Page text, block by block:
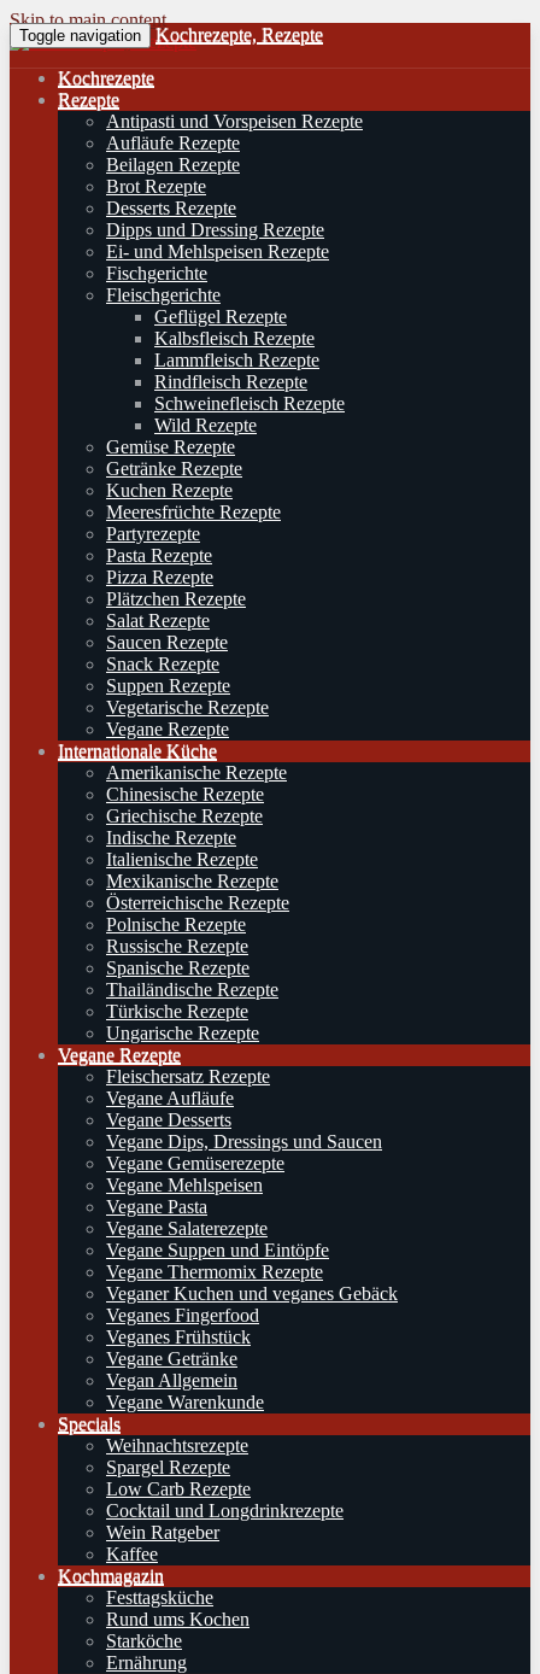
Skip to main content
Toggle navigation Kochrezepte, Rezepte
Kochrezepte
Rezepte
Antipasti und Vorspeisen Rezepte
Aufläufe Rezepte
Beilagen Rezepte
Brot Rezepte
Desserts Rezepte
Dipps und Dressing Rezepte
Ei- und Mehlspeisen Rezepte
Fischgerichte
Fleischgerichte
Geflügel Rezepte
Kalbsfleisch Rezepte
Lammfleisch Rezepte
Rindfleisch Rezepte
Schweinefleisch Rezepte
Wild Rezepte
Gemüse Rezepte
Getränke Rezepte
Kuchen Rezepte
Meeresfrüchte Rezepte
Partyrezepte
Pasta Rezepte
Pizza Rezepte
Plätzchen Rezepte
Salat Rezepte
Saucen Rezepte
Snack Rezepte
Suppen Rezepte
Vegetarische Rezepte
Vegane Rezepte
Internationale Küche
Amerikanische Rezepte
Chinesische Rezepte
Griechische Rezepte
Indische Rezepte
Italienische Rezepte
Mexikanische Rezepte
Österreichische Rezepte
Polnische Rezepte
Russische Rezepte
Spanische Rezepte
Thailändische Rezepte
Türkische Rezepte
Ungarische Rezepte
Vegane Rezepte
Fleischersatz Rezepte
Vegane Aufläufe
Vegane Desserts
Vegane Dips, Dressings und Saucen
Vegane Gemüserezepte
Vegane Mehlspeisen
Vegane Pasta
Vegane Salaterezepte
Vegane Suppen und Eintöpfe
Vegane Thermomix Rezepte
Veganer Kuchen und veganes Gebäck
Veganes Fingerfood
Veganes Frühstück
Vegane Getränke
Vegan Allgemein
Vegane Warenkunde
Specials
Weihnachtsrezepte
Spargel Rezepte
Low Carb Rezepte
Cocktail und Longdrinkrezepte
Wein Ratgeber
Kaffee
Kochmagazin
Festtagsküche
Rund ums Kochen
Starköche
Ernährung